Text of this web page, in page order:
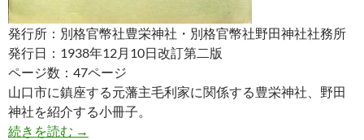
発行所：別格官幣社豊栄神社・別格官幣社野田神社社務所
発行日：1938年12月10日改訂第二版
ページ数：47ページ
山口市に鎮座する元藩主毛利家に関係する豊栄神社、野田
神社を紹介する小冊子。
続きを読む 別格官幣社豊栄神社・別格官幣社野田神社略記
→